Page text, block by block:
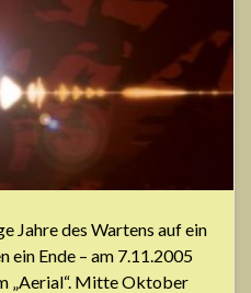
Jahre des Wartens auf ein
ein Ende – am 7.11.2005
„Aerial“. Mitte Oktober